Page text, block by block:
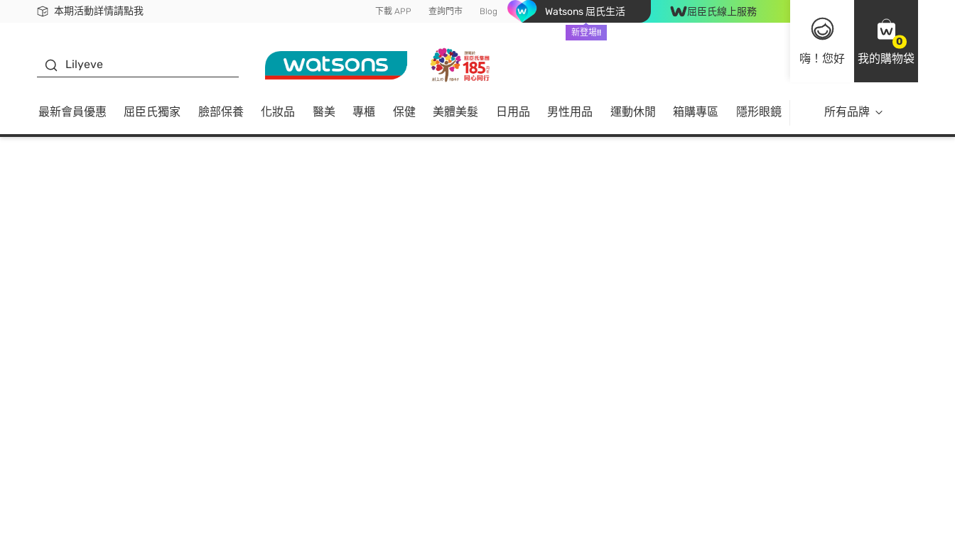
本期活動詳情請點我
下載app最高回饋$350 下載 APP 查詢門市 Blog Watsons 屈氏生活
新登場!!
屈臣氏線上服務
嗨！您好
0
我的購物袋
Lilyeve
最新會員優惠 屈臣氏獨家 臉部保養 化妝品 醫美 專櫃 保健 美體美髮 日用品 男性用品 運動休閒 箱購專區 隱形眼鏡 所有品牌